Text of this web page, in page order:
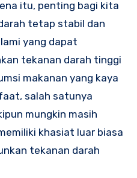
itu, penting bagi kita
tetap stabil dan
yang dapat
tekanan darah tinggi
makanan yang kaya
salah satunya
mungkin masih
khasiat luar biasa
tekanan darah